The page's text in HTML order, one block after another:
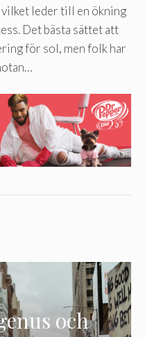
leder till en ökning
Det bästa sättet att
för sol, men folk har
och